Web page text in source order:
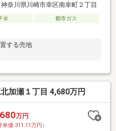
神奈川県川崎市幸区南幸町２丁目
水
都市ガス
する売地
加瀬１丁目 4,680万円
万円
単価:311.11万円）